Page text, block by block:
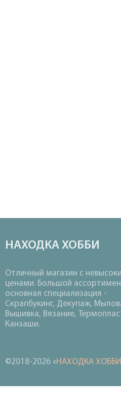
НАХОДКА ХОББИ
Отличный магазин с
ценами. Большой
основная специализация -
Скрапбукинг, Декупаж,
Вышивка, Вязание,
Канзаши.
©2018-2026 «НАХОДКА ХОББИ